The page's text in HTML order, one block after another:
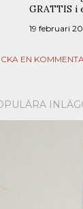
GRATTIS i
19 februari
EN